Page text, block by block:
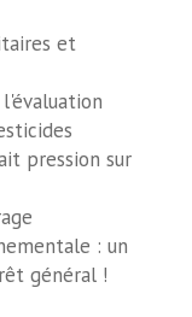
et
pression sur
: un
général !